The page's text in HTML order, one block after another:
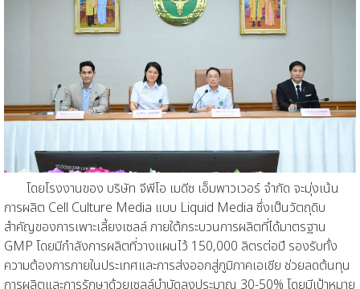
โดยโรงงานของ บริษัท จีพีโอ เมดีซ เอ็มพาวเวอร์ จำกัด จะมุ่งเน้น
การผลิต Cell Culture Media แบบ Liquid Media ซึ่งเป็นวัตถุดิบ
สำคัญของการเพาะเลี้ยงเซลล์ ภายใต้กระบวนการผลิตที่ได้มาตรฐาน
GMP โดยมีกำลังการผลิตที่วางแผนไว้ 150,000 ลิตรต่อปี รองรับทั้ง
ความต้องการภายในประเทศและการส่งออกสู่ภูมิภาคเอเชีย ช่วยลดต้นทุน